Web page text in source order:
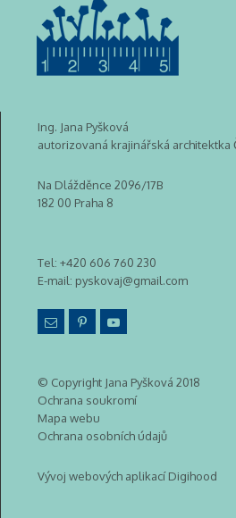
Ing. Jana Pyšková
autorizovaná krajinářská architektka
Na Dlážděnce 2096/17B
182 00 Praha 8
Tel: +420 606 760 230
E-mail: pyskovaj@gmail.com
© Copyright Jana Pyšková 2018
Ochrana soukromí
Mapa webu
Ochrana osobních údajů
Vývoj webových aplikací Digihood